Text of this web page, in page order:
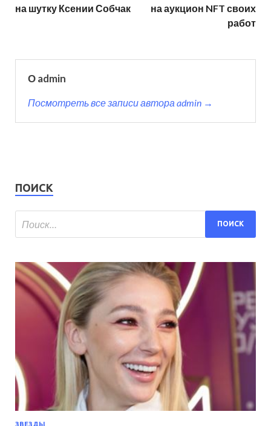
на шутку Ксении Собчак
на аукцион NFT своих
работ
О admin
Посмотреть все записи автора admin →
ПОИСК
ЗВЕЗДЫ